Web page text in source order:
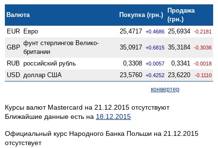
Валюта Покупка (грн.)
Продажа
(грн.)
EUR Евро 25,4717 +0.4686 25,6934 -0.2181
GBP
фунт стерлингов Велико­
британии
35,0917 +0.6815 35,3184 -0.3036
RUB российский рубль 0,3308 +0.0057 0,3341 -0.0018
USD доллар США 23,5760 +0.4252 23,6220 -0.1110
конвертер
Курсы валют Mastercard на 21.12.2015 отсутствуют
Ближайшие данные есть на 18.12.2015
Официальный курс Народного Банка Польши на 21.12.2015
отсутствует